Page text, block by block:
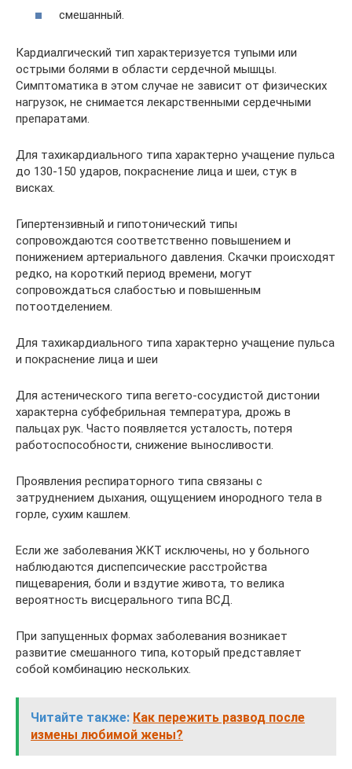
смешанный.
Кардиалгический тип характеризуется тупыми или
острыми болями в области сердечной мышцы.
Симптоматика в этом случае не зависит от физических
нагрузок, не снимается лекарственными сердечными
препаратами.
Для тахикардиального типа характерно учащение пульса
до 130-150 ударов, покраснение лица и шеи, стук в
висках.
Гипертензивный и гипотонический типы
сопровождаются соответственно повышением и
понижением артериального давления. Скачки происходят
редко, на короткий период времени, могут
сопровождаться слабостью и повышенным
потоотделением.
Для тахикардиального типа характерно учащение пульса
и покраснение лица и шеи
Для астенического типа вегето-сосудистой дистонии
характерна субфебрильная температура, дрожь в
пальцах рук. Часто появляется усталость, потеря
работоспособности, снижение выносливости.
Проявления респираторного типа связаны с
затруднением дыхания, ощущением инородного тела в
горле, сухим кашлем.
Если же заболевания ЖКТ исключены, но у больного
наблюдаются диспепсические расстройства
пищеварения, боли и вздутие живота, то велика
вероятность висцерального типа ВСД.
При запущенных формах заболевания возникает
развитие смешанного типа, который представляет
собой комбинацию нескольких.
Читайте также: Как пережить развод после
измены любимой жены?